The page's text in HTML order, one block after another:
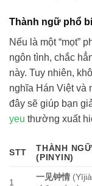
Thành ngữ phổ
Nếu là một “mọt”
ngôn tình, chắc
này. Tuy nhiên,
nghĩa Hán Việt và
đây sẽ giúp bạn
yeu thường xuất
STT
THÀNH NGỮ
(PINYIN)
1
一见钟情